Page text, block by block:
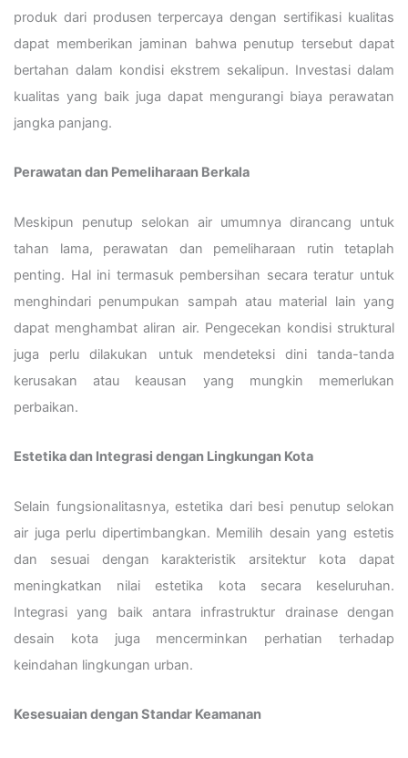
produk dari produsen terpercaya dengan sertifikasi kualitas
dapat memberikan jaminan bahwa penutup tersebut dapat
bertahan dalam kondisi ekstrem sekalipun. Investasi dalam
kualitas yang baik juga dapat mengurangi biaya perawatan
jangka panjang.
Perawatan dan Pemeliharaan Berkala
Meskipun penutup selokan air umumnya dirancang untuk
tahan lama, perawatan dan pemeliharaan rutin tetaplah
penting. Hal ini termasuk pembersihan secara teratur untuk
menghindari penumpukan sampah atau material lain yang
dapat menghambat aliran air. Pengecekan kondisi struktural
juga perlu dilakukan untuk mendeteksi dini tanda-tanda
kerusakan atau keausan yang mungkin memerlukan
perbaikan.
Estetika dan Integrasi dengan Lingkungan Kota
Selain fungsionalitasnya, estetika dari besi penutup selokan
air juga perlu dipertimbangkan. Memilih desain yang estetis
dan sesuai dengan karakteristik arsitektur kota dapat
meningkatkan nilai estetika kota secara keseluruhan.
Integrasi yang baik antara infrastruktur drainase dengan
desain kota juga mencerminkan perhatian terhadap
keindahan lingkungan urban.
Kesesuaian dengan Standar Keamanan